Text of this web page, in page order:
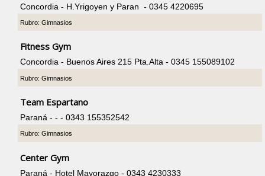
Concordia - H.Yrigoyen y Paran - 0345 4220695
Rubro: Gimnasios
Fitness Gym
Concordia - Buenos Aires 215 Pta.Alta - 0345 155089102
Rubro: Gimnasios
Team Espartano
Paraná - - - 0343 155352542
Rubro: Gimnasios
Center Gym
Paraná - Hotel Mayorazgo - 0343 4230333